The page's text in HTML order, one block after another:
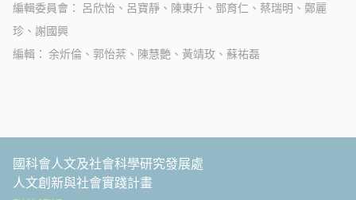
編輯委員會
呂欣怡、呂寶靜、陳東升、鄧育仁、蔡瑞明、鄭麗
珍、謝國興
編輯
余炘倫、郭怡棻、陳慧艶、黃靖玫、蘇祐磊
國科會人文及社會科學研究發展處
人文創新與社會實踐計畫